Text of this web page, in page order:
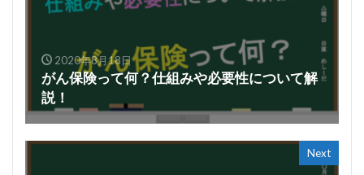
2020年8月18日
がん保険って何？仕組みや必要性について解
説！
Next